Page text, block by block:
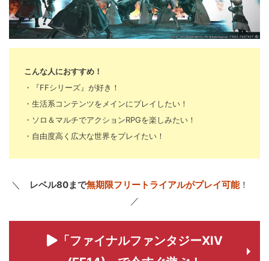
こんな人におすすめ！
・『FFシリーズ』が好き！
・生活系コンテンツをメインにプレイしたい！
・ソロ＆マルチでアクションRPGを楽しみたい！
・自由度高く広大な世界をプレイたい！
＼ レベル80まで無期限フリートライアルがプレイ可能！
／
「ファイナルファンタジーXIV